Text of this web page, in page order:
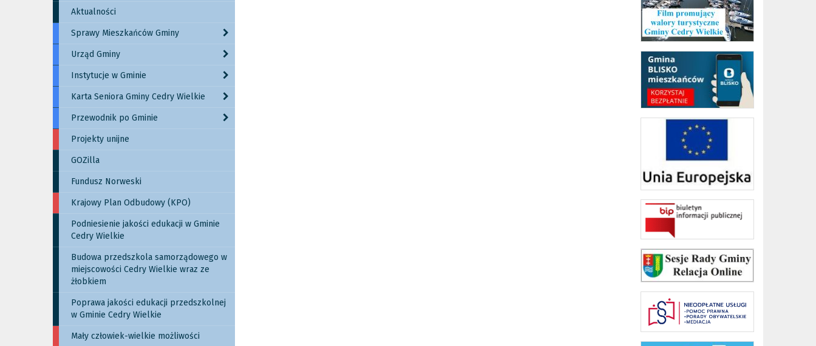
Aktualności
Sprawy Mieszkańców Gminy
Urząd Gminy
Instytucje w Gminie
Karta Seniora Gminy Cedry Wielkie
Przewodnik po Gminie
Projekty unijne
GOZilla
Fundusz Norweski
Krajowy Plan Odbudowy (KPO)
Podniesienie jakości edukacji w Gminie
Cedry Wielkie
Budowa przedszkola samorządowego w
miejscowości Cedry Wielkie wraz ze
żłobkiem
Poprawa jakości edukacji przedszkolnej
w Gminie Cedry Wielkie
Mały człowiek-wielkie możliwości